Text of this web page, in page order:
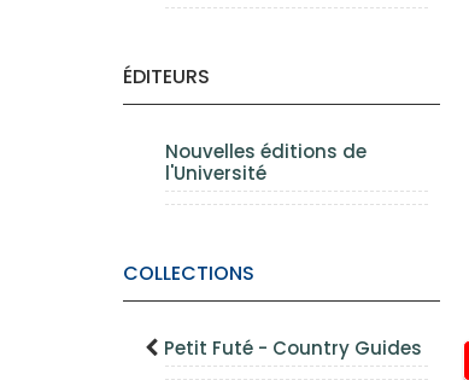
ÉDITEURS
Nouvelles éditions de
l'Université
COLLECTIONS
Petit Futé - Country Guides